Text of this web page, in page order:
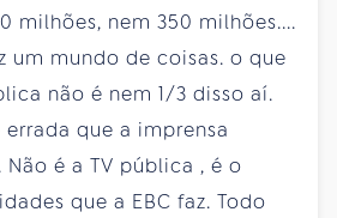
milhões, nem 350 milhões....
um mundo de coisas. o que
não é nem 1/3 disso aí.
que a imprensa
é a TV pública , é o
que a EBC faz. Todo